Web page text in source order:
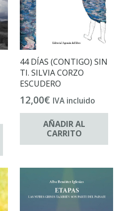
44 DÍAS (CONTIGO) SIN
TI. SILVIA CORZO
ESCUDERO
12,00€ IVA incluido
AÑADIR AL
CARRITO